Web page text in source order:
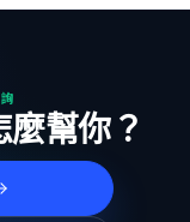
續。
幫你？